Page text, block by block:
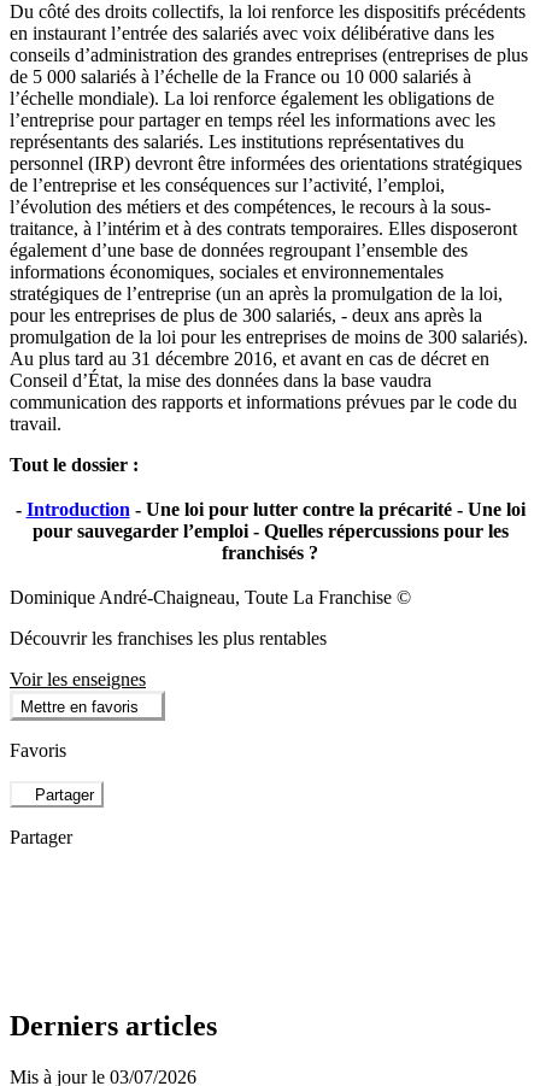
Du côté des droits collectifs, la loi renforce les dispositifs précédents
en instaurant l’entrée des salariés avec voix délibérative dans les
conseils d’administration des grandes entreprises (entreprises de plus
de 5 000 salariés à l’échelle de la France ou 10 000 salariés à
l’échelle mondiale). La loi renforce également les obligations de
l’entreprise pour partager en temps réel les informations avec les
représentants des salariés. Les institutions représentatives du
personnel (IRP) devront être informées des orientations stratégiques
de l’entreprise et les conséquences sur l’activité, l’emploi,
l’évolution des métiers et des compétences, le recours à la sous-
traitance, à l’intérim et à des contrats temporaires. Elles disposeront
également d’une base de données regroupant l’ensemble des
informations économiques, sociales et environnementales
stratégiques de l’entreprise (un an après la promulgation de la loi,
pour les entreprises de plus de 300 salariés, - deux ans après la
promulgation de la loi pour les entreprises de moins de 300 salariés).
Au plus tard au 31 décembre 2016, et avant en cas de décret en
Conseil d’État, la mise des données dans la base vaudra
communication des rapports et informations prévues par le code du
travail.
Tout le dossier :
- Introduction- Une loi pour lutter contre la précarité - Une loi
pour sauvegarder l’emploi - Quelles répercussions pour les
franchisés ?
Dominique André-Chaigneau, Toute La Franchise ©
Découvrir les franchises les plus rentables
Voir les enseignes
Mettre en favoris
Favoris
Partager
Partager
Derniers articles
Mis à jour le 03/07/2026